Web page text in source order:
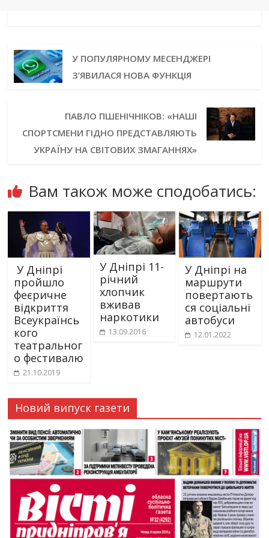
У ПОПУЛЯРНОМУ МЕСЕНДЖЕРІ
З’ЯВИЛАСЯ НОВА ФУНКЦІЯ
ПАВЛО ПШЕНІЧНІКОВ: «НАШІ
СПОРТСМЕНИ ГІДНО ПРЕДСТАВЛЯЮТЬ
УКРАЇНУ НА СВІТОВИХ ЗМАГАННЯХ»
Вам також може сподобатись:
У Дніпрі
пройшло
феєричне
відкриття
Всеукраїнсь
кого
театральног
о фестивалю
21.10.2019
У Дніпрі 11-
річний
хлопчик
вживав
наркотики
13.09.2016
У Дніпрі на
маршрути
повертають
ся соціальні
автобуси
12.01.2022
Новий випуск газети